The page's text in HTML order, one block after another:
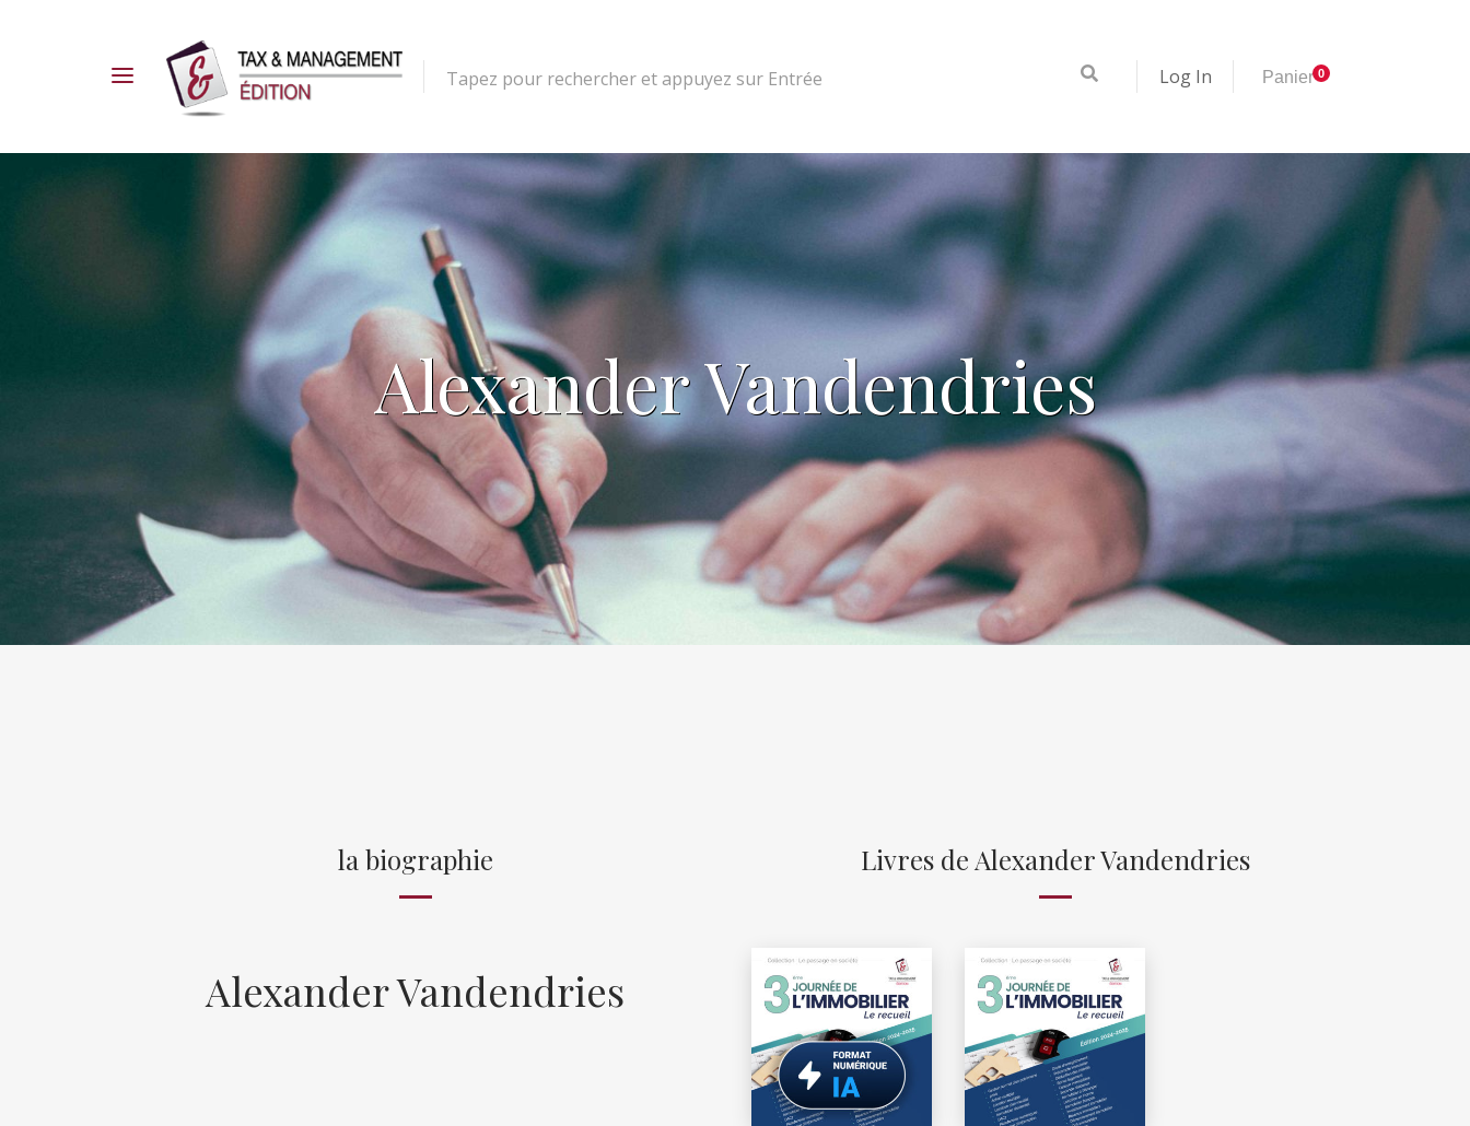
Tapez pour rechercher et appuyez sur Entrée Log In Panier0
Alexander Vandendries
la biographie
Alexander Vandendries
Livres de Alexander Vandendries